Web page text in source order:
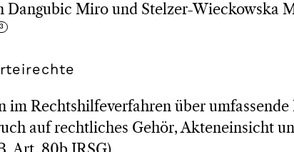
Dangubic Miro und Stelzer-Wieckowska
im Rechtshilfeverfahren über umfassende
auf rechtliches Gehör, Akteneinsicht